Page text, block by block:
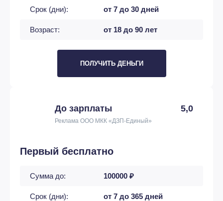
Срок (дни): от 7 до 30 дней
Возраст: от 18 до 90 лет
ПОЛУЧИТЬ ДЕНЬГИ
До зарплаты 5,0
Реклама ООО МКК «ДЗП-Единый»
Первый бесплатно
Сумма до: 100000 ₽
Срок (дни): от 7 до 365 дней